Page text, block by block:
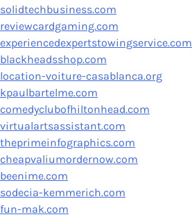
solidtechbusiness.com
reviewcardgaming.com
experiencedexpertstowingservice.com
blackheadsshop.com
location-voiture-casablanca.org
kpaulbartelme.com
comedyclubofhiltonhead.com
virtualartsassistant.com
theprimeinfographics.com
cheapvaliumordernow.com
beenime.com
sodecia-kemmerich.com
fun-mak.com